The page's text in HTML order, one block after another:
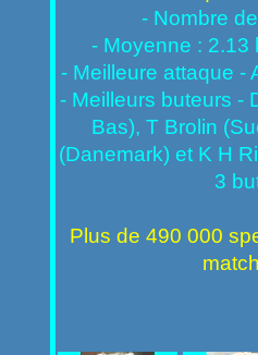
- Nombre
- Moyenne : 2.13
- Meilleure attaque -
- Meilleurs buteurs -
Bas), T Brolin
(Danemark) et K H
3
Plus de 490 000